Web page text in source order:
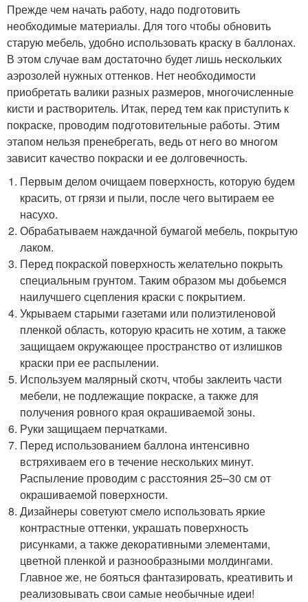
Прежде чем начать работу, надо подготовить
необходимые материалы. Для того чтобы обновить
старую мебель, удобно использовать краску в баллонах.
В этом случае вам достаточно будет лишь нескольких
аэрозолей нужных оттенков. Нет необходимости
приобретать валики разных размеров, многочисленные
кисти и растворитель. Итак, перед тем как приступить к
покраске, проводим подготовительные работы. Этим
этапом нельзя пренебрегать, ведь от него во многом
зависит качество покраски и ее долговечность.
Первым делом очищаем поверхность, которую будем
красить, от грязи и пыли, после чего вытираем ее
насухо.
Обрабатываем наждачной бумагой мебель, покрытую
лаком.
Перед покраской поверхность желательно покрыть
специальным грунтом. Таким образом мы добьемся
наилучшего сцепления краски с покрытием.
Укрываем старыми газетами или полиэтиленовой
пленкой область, которую красить не хотим, а также
защищаем окружающее пространство от излишков
краски при ее распылении.
Используем малярный скотч, чтобы заклеить части
мебели, не подлежащие покраске, а также для
получения ровного края окрашиваемой зоны.
Руки защищаем перчатками.
Перед использованием баллона интенсивно
встряхиваем его в течение нескольких минут.
Распыление проводим с расстояния 25–30 см от
окрашиваемой поверхности.
Дизайнеры советуют смело использовать яркие
контрастные оттенки, украшать поверхность
рисунками, а также декоративными элементами,
цветной пленкой и разнообразными молдингами.
Главное же, не бояться фантазировать, креативить и
реализовывать свои самые необычные идеи!